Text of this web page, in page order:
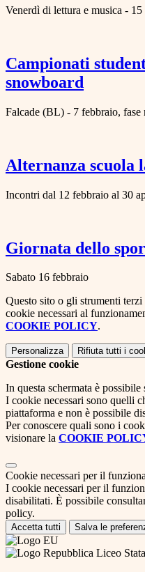
Venerdì di lettura e musica -
Campionati
snowboard
Falcade (BL) - 7 febbraio, fase
Alternanza scuola
Incontri dal 12 febbraio al 30
Giornata dello
Sabato 16 febbraio
Questo sito o gli strumenti
cookie necessari al
COOKIE POLICY.
Personalizza Rifiuta tutti i
Gestione cookie
In questa schermata è
I cookie necessari sono quelli
piattaforma e non è possibile
Per conoscere quali sono i
visionare la COOKIE
Cookie necessari per il
I cookie necessari per il
disabilitati. È possibile
policy.
Accetta tutti Salva le
Liceo